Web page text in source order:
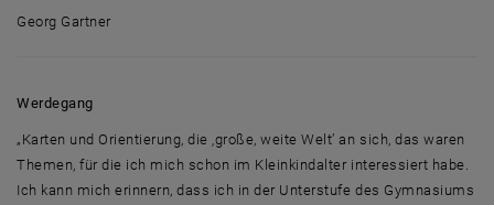
Georg Gartner
Werdegang
„Karten und Orientierung, die ‚große, weite Welt’ an sich, das waren
Themen, für die ich mich schon im Kleinkindalter interessiert habe.
Ich kann mich erinnern, dass ich in der Unterstufe des Gymnasiums